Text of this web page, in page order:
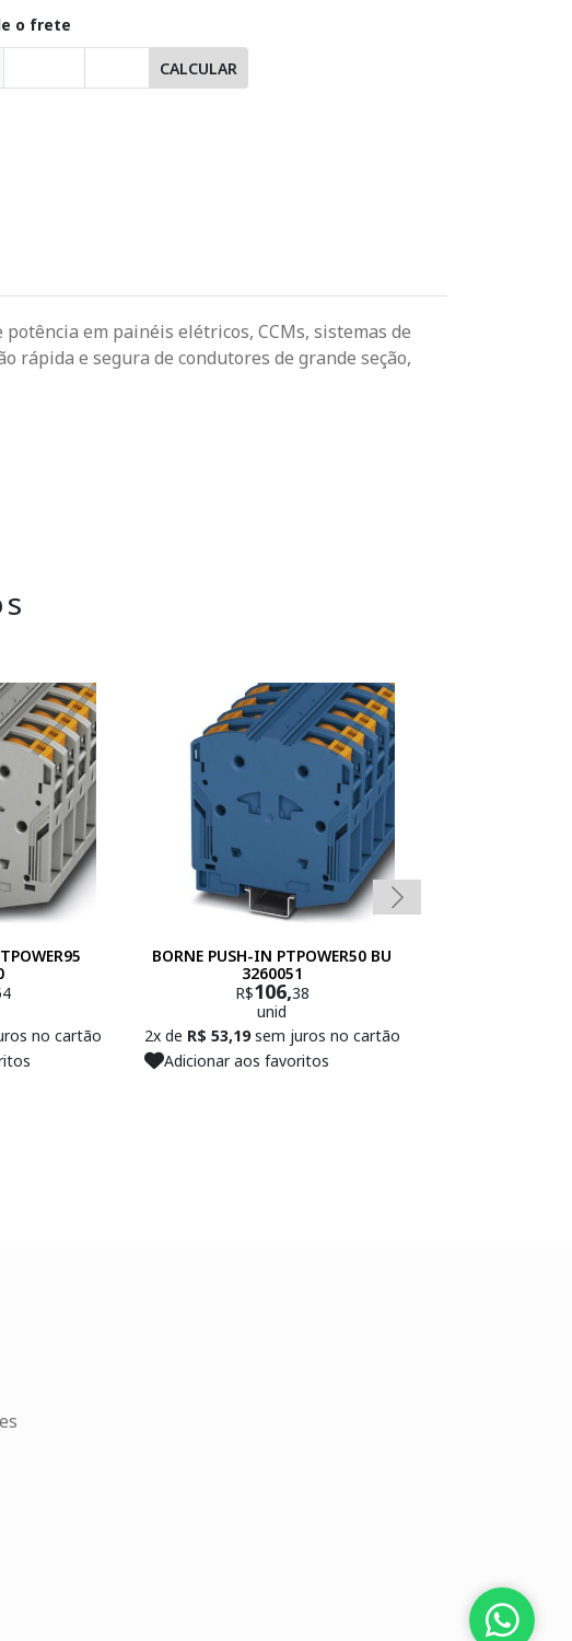
o frete
CALCULAR
em painéis elétricos, CCMs, sistemas de
rápida e segura de condutores de grande seção,
no cartão
BORNE PUSH-IN PTPOWER50 BU
3260051
R$106,38
unid
2x de R$ 53,19sem juros no cartão
Adicionar aos favoritos